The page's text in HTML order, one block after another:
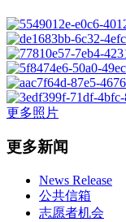
更多照片
更多新闻
News Release
公共信箱
志愿者机会